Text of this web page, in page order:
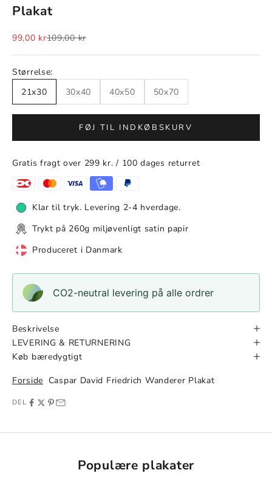
Plakat
Salgspris
99,00 krNormalpris
109,00 kr
Størrelse:
21x30
30x40 40x50 50x70
FØJ TIL INDKØBSKURV
Gratis fragt over 299 kr. / 100 dages returret
Klar til tryk. Levering 2-4 hverdage.
Trykt på 260g miljøvenligt satin papir
Produceret i Danmark
CO2-neutral levering på alle ordrer
Beskrivelse
LEVERING & RETURNERING
Køb bæredygtigt
Forside Caspar David Friedrich Wanderer Plakat
DEL
Populære plakater